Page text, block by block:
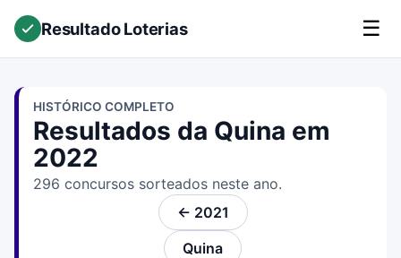
Resultado Loterias ☰
HISTÓRICO COMPLETO
Resultados da Quina em
2022
296 concursos sorteados neste ano.
← 2021
Quina